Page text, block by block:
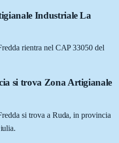
Industriale La
rientra nel CAP 33050 del
si trova Zona Artigianale
si trova a Ruda, in provincia